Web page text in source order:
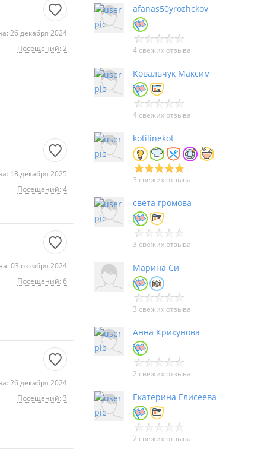
26 декабря 2024
Посещений: 2
18 декабря 2025
Посещений: 4
03 октября 2024
Посещений: 6
26 декабря 2024
Посещений: 3
afanas50yrozhckov
4 свежих отзыва
Ковальчук Максим
4 свежих отзыва
kotilinekot
3 свежих отзыва
света громова
3 свежих отзыва
Марина Си
3 свежих отзыва
Анна Крикунова
2 свежих отзыва
Екатерина Елисеева
2 свежих отзыва